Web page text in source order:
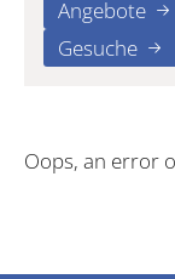
Angebote
Gesuche
Oops, an error